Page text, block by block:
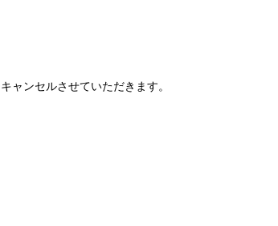
ャンセルさせていただきます。